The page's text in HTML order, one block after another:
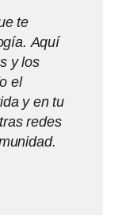
te
Aquí
y los
el
y en tu
redes